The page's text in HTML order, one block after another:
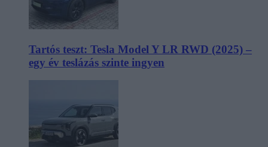
Tartós teszt: Tesla Model Y LR RWD (2025) –
egy év teslázás szinte ingyen